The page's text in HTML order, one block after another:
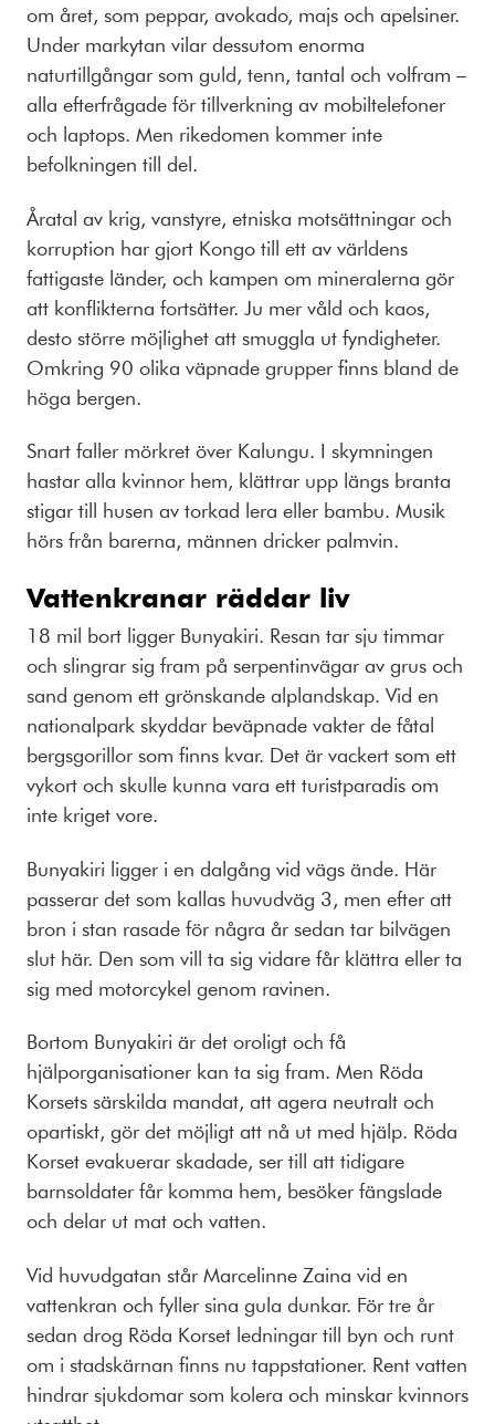
om året, som peppar, avokado, majs och apelsiner.
Under markytan vilar dessutom enorma
naturtillgångar som guld, tenn, tantal och volfram –
alla efterfrågade för tillverkning av mobiltelefoner
och laptops. Men rikedomen kommer inte
befolkningen till del.
Åratal av krig, vanstyre, etniska motsättningar och
korruption har gjort Kongo till ett av världens
fattigaste länder, och kampen om mineralerna gör
att konflikterna fortsätter. Ju mer våld och kaos,
desto större möjlighet att smuggla ut fyndigheter.
Omkring 90 olika väpnade grupper finns bland de
höga bergen.
Snart faller mörkret över Kalungu. I skymningen
hastar alla kvinnor hem, klättrar upp längs branta
stigar till husen av torkad lera eller bambu. Musik
hörs från barerna, männen dricker palmvin.
Vattenkranar räddar liv
18 mil bort ligger Bunyakiri. Resan tar sju timmar
och slingrar sig fram på serpentinvägar av grus och
sand genom ett grönskande alplandskap. Vid en
nationalpark skyddar beväpnade vakter de fåtal
bergsgorillor som finns kvar. Det är vackert som ett
vykort och skulle kunna vara ett turistparadis om
inte kriget vore.
Bunyakiri ligger i en dalgång vid vägs ände. Här
passerar det som kallas huvudväg 3, men efter att
bron i stan rasade för några år sedan tar bilvägen
slut här. Den som vill ta sig vidare får klättra eller ta
sig med motorcykel genom ravinen.
Bortom Bunyakiri är det oroligt och få
hjälporganisationer kan ta sig fram. Men Röda
Korsets särskilda mandat, att agera neutralt och
opartiskt, gör det möjligt att nå ut med hjälp. Röda
Korset evakuerar skadade, ser till att tidigare
barnsoldater får komma hem, besöker fängslade
och delar ut mat och vatten.
Vid huvudgatan står Marcelinne Zaina vid en
vattenkran och fyller sina gula dunkar. För tre år
sedan drog Röda Korset ledningar till byn och runt
om i stadskärnan finns nu tappstationer. Rent vatten
hindrar sjukdomar som kolera och minskar kvinnors